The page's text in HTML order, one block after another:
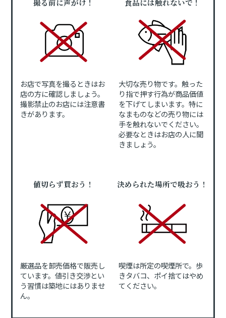
お店で写真を撮るときはお
店の方に確認しましょう。
撮影禁止のお店には注意書
きがあります。
大切な売り物です。触った
り指で押す行為が商品価値
を下げてしまいます。特に
なまものなどの売り物には
手を触れないでください。
必要なときはお店の人に聞
きましょう。
値切らず買おう！
厳選品を卸売価格で販売し
ています。値引き交渉とい
う習慣は築地にはありませ
ん。
決められた場所で吸おう！
喫煙は所定の喫煙所で。歩
きタバコ、ポイ捨てはやめ
てください。